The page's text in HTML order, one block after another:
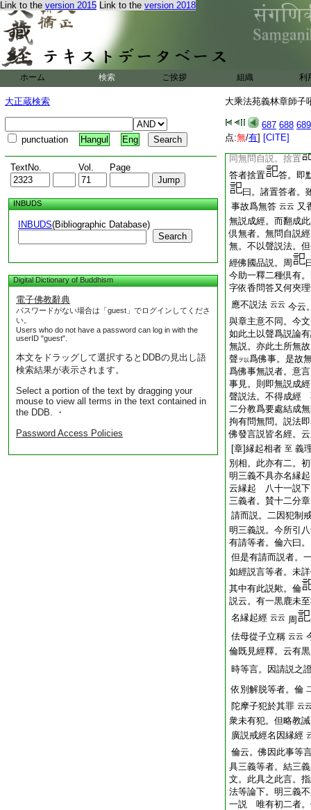
Link to the version 2015 Link to the version 2018
ホーム 検索 ご挨拶 組織 利
大正蔵検索
punctuation Hangul Eng
TextNo. Vol. Page
INBUDS
INBUDS(Bibliographic Database)
Search
Digital Dictionary of Buddhism
電子佛教辭典
パスワードがない場合は「guest」でログインしてくださ
い。
Users who do not have a password can log in with the
userID "guest".
本文をドラッグして選択するとDDBの見出し語
検索結果が表示されます。
Select a portion of the text by dragging your
mouse to view all terms in the text contained in
the DDB. ・
Password Access Policies
大乘法苑義林章師子
687 688 689
点:無/有] [CITE]
説法 亦名爲請者
請 要彰語重等者
請。然彰語請慇重
答。此問以有問無
經耶 答曰下。意言
得成經。無答無説
爲經不成 然理而
問自説 諸置答者等
同無問自説。捨置
答者捨置
答。即
曰。諸置答者。
事故爲無答 云云 又
無説成經。而翻成
倶無者。無問自説
無。不以聲説法。
經佛國品説。周
今助一釋二種倶有
字依香問答又何夾
應不説法 云云 今云
與章主意不同。今
如此土以聲爲説論
無説。亦此土所無
聲ヲ以爲佛事。是故
爲佛事無説者。意
事見。則即無説成
聲説法。不得成經
二分教爲要處結成
拘有問無問。説法
佛發言説皆名經。
[章]縁起相者 至 義
別相。此亦有二。
明三義不具亦名縁
云縁起 八十一説下
三義者。賛十二分
請而説。二因犯制
明三義説。今所引
有請等者。倫六曰
但是有請而説者。
如經説言等者。未
其中有此説歟。倫
説云。有一黒鹿未
名縁起經 云云 周
佉母從子立稱 云云
倫既見經釋。云有
時等言。因請説之
依別解脱等者。倫
陀摩子犯於其罪 云
衆未有犯。但略教
廣説戒經名因縁經
倫云。佛因此事等
具三義等者。結三
文。此具之此言。
法等論下。明三義
一説 唯有初二者。